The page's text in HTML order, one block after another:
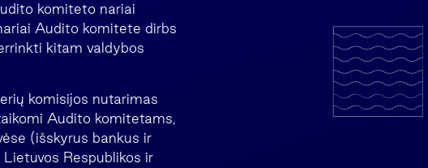
komiteto nariai
Audito komitete dirbs
kitam valdybos
komisijos nutarimas
Audito komitetams,
(išskyrus bankus ir
Respublikos ir